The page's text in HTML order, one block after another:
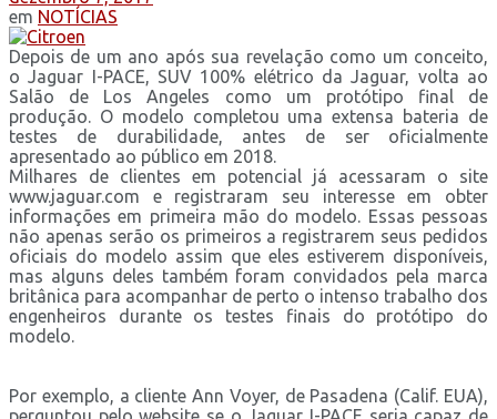
em NOTÍCIAS
Depois de um ano após sua revelação como um conceito,
o Jaguar I-PACE, SUV 100% elétrico da Jaguar, volta ao
Salão de Los Angeles como um protótipo final de
produção. O modelo completou uma extensa bateria de
testes de durabilidade, antes de ser oficialmente
apresentado ao público em 2018.
Milhares de clientes em potencial já acessaram o site
www.jaguar.com e registraram seu interesse em obter
informações em primeira mão do modelo. Essas pessoas
não apenas serão os primeiros a registrarem seus pedidos
oficiais do modelo assim que eles estiverem disponíveis,
mas alguns deles também foram convidados pela marca
britânica para acompanhar de perto o intenso trabalho dos
engenheiros durante os testes finais do protótipo do
modelo.
Por exemplo, a cliente Ann Voyer, de Pasadena (Calif. EUA),